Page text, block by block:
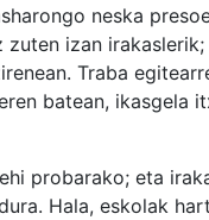
neska
izan
Traba
batean, ikasgela
probarako; eta
Hala, eskolak